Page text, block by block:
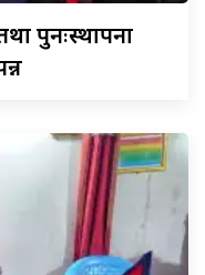
पुनःस्थापना